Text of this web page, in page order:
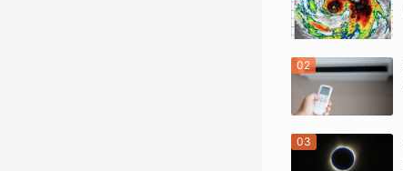
02
03